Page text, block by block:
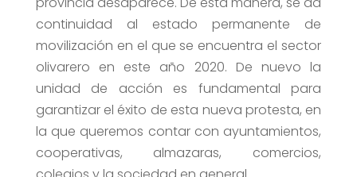
continuidad al estado permanente de
movilización en el que se encuentra el sector
olivarero en este año 2020. De nuevo la
unidad de acción es fundamental para
garantizar el éxito de esta nueva protesta, en
la que queremos contar con ayuntamientos,
cooperativas, almazaras, comercios,